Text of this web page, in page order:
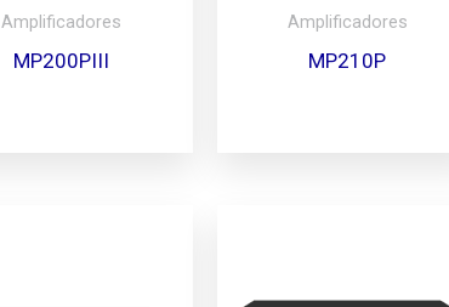
Amplificadores
MP200PIII
Amplificadores
MP210P